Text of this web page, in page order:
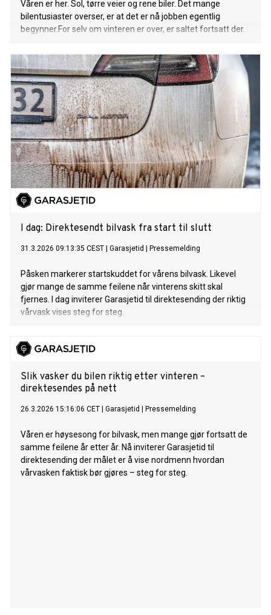
Våren er her. Sol, tørre veier og rene biler. Det mange
bilentusiaster overser, er at det er nå jobben egentlig
begynner.For selv om vinteren er over, er saltet fortsatt der.
I dag: Direktesendt bilvask fra start til slutt
31.3.2026 09:13:35 CEST Garasjetid Pressemelding
Påsken markerer startskuddet for vårens bilvask. Likevel
gjør mange de samme feilene når vinterens skitt skal
fjernes. I dag inviterer Garasjetid til direktesending der riktig
vårvask vises steg for steg.
Slik vasker du bilen riktig etter vinteren –
direktesendes på nett
26.3.2026 15:16:06 CET Garasjetid Pressemelding
Våren er høysesong for bilvask, men mange gjør fortsatt de
samme feilene år etter år. Nå inviterer Garasjetid til
direktesending der målet er å vise nordmenn hvordan
vårvasken faktisk bør gjøres – steg for steg.